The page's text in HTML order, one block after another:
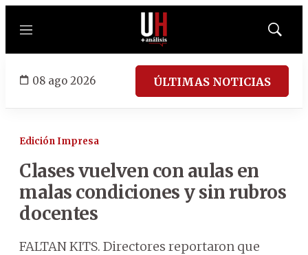
Menú
Mostrar
08 ago 2026 ÚLTIMAS NOTICIAS
Edición Impresa
Clases vuelven con aulas en
malas condiciones y sin rubros
docentes
FALTAN KITS. Directores reportaron que